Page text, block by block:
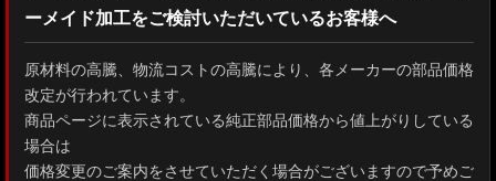
GXPA16 MXPA12 GRヤリス
MXPH10/MXPA10/MXBA10/KSP210 ヤリス
MXPJ10/15 MXPB10/15 ヤリスクロス
ZYX10 NGX50 C-HR
ーメイド加工をご検討いただいているお客様へ
原材料の高騰、物流コストの高騰により、各メーカーの部品価格
改定が行われています。
商品ページに表示されている純正部品価格から値上がりしている
場合は
価格変更のご案内をさせていただく場合がございますので予めご